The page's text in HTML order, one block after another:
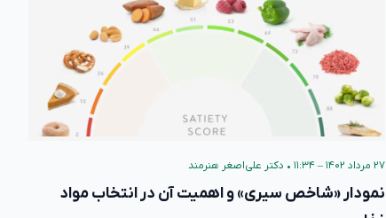
۲۷ مرداد ۱۴۰۲ – ۱۱:۳۴ • دکتر علی‌اصغر هنرمند
نمودار «شاخص سیری» و اهمیت آن در انتخاب مواد